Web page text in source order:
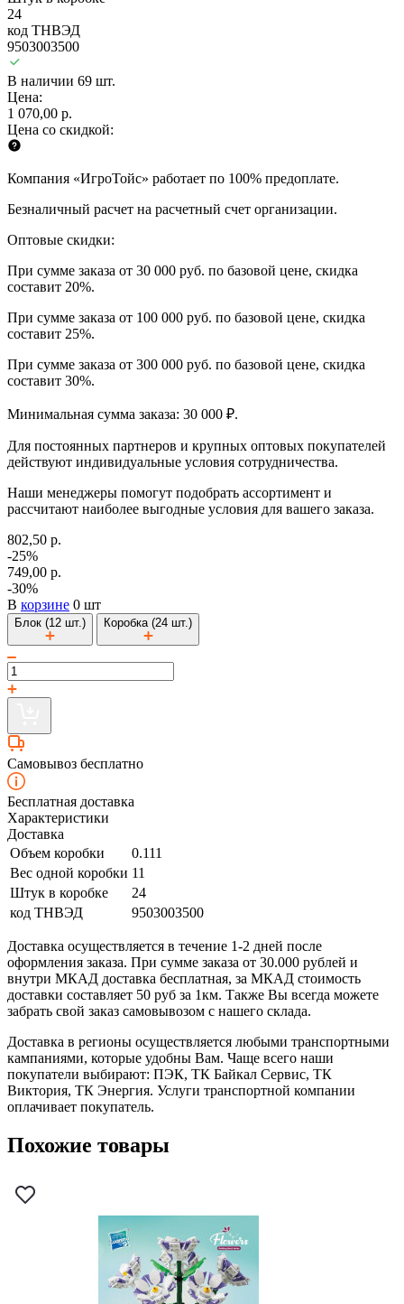
24
код ТНВЭД
9503003500
В наличии 69 шт.
Цена:
1 070,00 р.
Цена со скидкой:
Компания «ИгроТойс» работает по 100% предоплате.
Безналичный расчет на расчетный счет организации.
Оптовые скидки:
При сумме заказа от 30 000 руб. по базовой цене, скидка
составит 20%.
При сумме заказа от 100 000 руб. по базовой цене, скидка
составит 25%.
При сумме заказа от 300 000 руб. по базовой цене, скидка
составит 30%.
Минимальная сумма заказа: 30 000 ₽.
Для постоянных партнеров и крупных оптовых покупателей
действуют индивидуальные условия сотрудничества.
Наши менеджеры помогут подобрать ассортимент и
рассчитают наиболее выгодные условия для вашего заказа.
802,50 р.
-25%
749,00 р.
-30%
В корзине 0 шт
Блок (12 шт.) Коробка (24 шт.)
Самовывоз бесплатно
Бесплатная доставка
Характеристики
Доставка
Объем коробки
0.111
Вес одной коробки 11
Штук в коробке
24
код ТНВЭД
9503003500
Доставка осуществляется в течение 1-2 дней после
оформления заказа. При сумме заказа от 30.000 рублей и
внутри МКАД доставка бесплатная, за МКАД стоимость
доставки составляет 50 руб за 1км. Также Вы всегда можете
забрать свой заказ самовывозом с нашего склада.
Доставка в регионы осуществляется любыми транспортными
кампаниями, которые удобны Вам. Чаще всего наши
покупатели выбирают: ПЭК, ТК Байкал Сервис, ТК
Виктория, ТК Энергия. Услуги транспортной компании
оплачивает покупатель.
Похожие товары